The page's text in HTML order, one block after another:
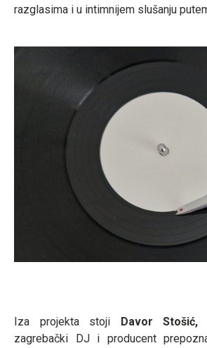
razglasima i u intimnijem slušanju
Iza projekta stoji Davor Stošić,
zagrebački DJ i producent